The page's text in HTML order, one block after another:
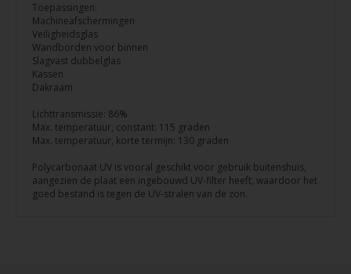
Toepassingen:
Machineafschermingen
Veiligheidsglas
Wandborden voor binnen
Slagvast dubbelglas
Kassen
Dakraam
Lichttransmissie: 86%
Max. temperatuur, constant: 115 graden
Max. temperatuur, korte termijn: 130 graden
Polycarbonaat UV is vooral geschikt voor gebruik buitenshuis,
aangezien de plaat een ingebouwd UV-filter heeft, waardoor het
goed bestand is tegen de UV-stralen van de zon.